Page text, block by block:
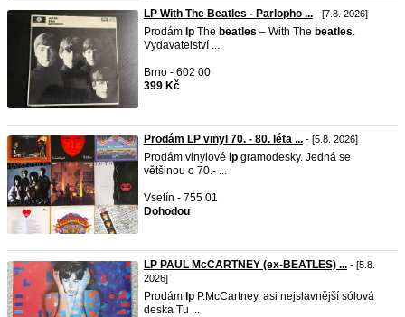
LP With The Beatles - Parlopho ... - [7.8. 2026]
Prodám lp The beatles – With The beatles.
Vydavatelství ...
Brno - 602 00
399 Kč
Prodám LP vinyl 70. - 80. léta ... - [5.8. 2026]
Prodám vinylové lp gramodesky. Jedná se
většinou o 70.- ...
Vsetín - 755 01
Dohodou
LP PAUL McCARTNEY (ex-BEATLES) ... - [5.8.
2026]
Prodám lp P.McCartney, asi nejslavnější sólová
deska Tu ...